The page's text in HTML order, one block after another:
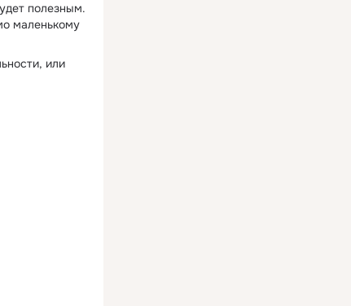
полезным.
маленькому
или